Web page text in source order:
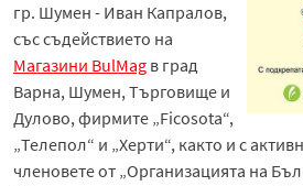
гр. Шумен - Иван Капралов,
със съдействието на
Магазини BulMag в град
Варна, Шумен, Търговище и
Дулово, фирмите „Ficosota“,
„Телепол“ и „Херти“, както и с
членовете от „Организацията на